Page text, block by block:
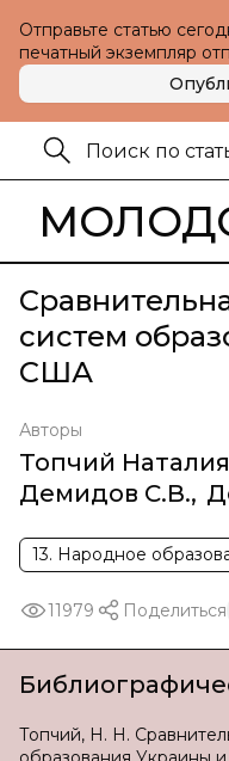
Отправьте статью
печатный экземпляр
систем
США
Авторы
Топчий
Демидов С.В.,
13. Народное
11979 Поделиться
Топчий, Н. Н.